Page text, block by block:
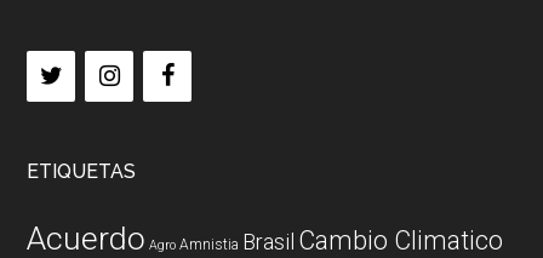
ETIQUETAS
Acuerdo Agro Amnistia Brasil Cambio Climatico